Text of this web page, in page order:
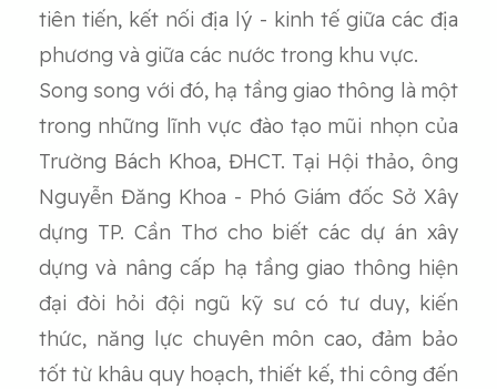
tiên tiến, kết nối địa lý - kinh tế giữa các địa
phương và giữa các nước trong khu vực.
Song song với đó, hạ tầng giao thông là một
trong những lĩnh vực đào tạo mũi nhọn của
Trường Bách Khoa, ĐHCT. Tại Hội thảo, ông
Nguyễn Đăng Khoa - Phó Giám đốc Sở Xây
dựng TP. Cần Thơ cho biết các dự án xây
dựng và nâng cấp hạ tầng giao thông hiện
đại đòi hỏi đội ngũ kỹ sư có tư duy, kiến
thức, năng lực chuyên môn cao, đảm bảo
tốt từ khâu quy hoạch, thiết kế, thi công đến